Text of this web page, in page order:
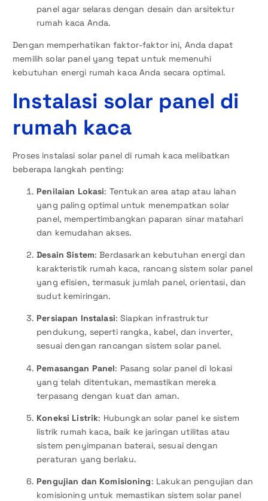
panel agar selaras dengan desain dan arsitektur
rumah kaca Anda.
Dengan memperhatikan faktor-faktor ini, Anda dapat
memilih solar panel yang tepat untuk memenuhi
kebutuhan energi rumah kaca Anda secara optimal.
Instalasi solar panel di
rumah kaca
Proses instalasi solar panel di rumah kaca melibatkan
beberapa langkah penting:
Penilaian Lokasi: Tentukan area atap atau lahan
yang paling optimal untuk menempatkan solar
panel, mempertimbangkan paparan sinar matahari
dan kemudahan akses.
Desain Sistem: Berdasarkan kebutuhan energi dan
karakteristik rumah kaca, rancang sistem solar panel
yang efisien, termasuk jumlah panel, orientasi, dan
sudut kemiringan.
Persiapan Instalasi: Siapkan infrastruktur
pendukung, seperti rangka, kabel, dan inverter,
sesuai dengan rancangan sistem solar panel.
Pemasangan Panel: Pasang solar panel di lokasi
yang telah ditentukan, memastikan mereka
terpasang dengan kuat dan aman.
Koneksi Listrik: Hubungkan solar panel ke sistem
listrik rumah kaca, baik ke jaringan utilitas atau
sistem penyimpanan baterai, sesuai dengan
peraturan yang berlaku.
Pengujian dan Komisioning: Lakukan pengujian dan
komisioning untuk memastikan sistem solar panel